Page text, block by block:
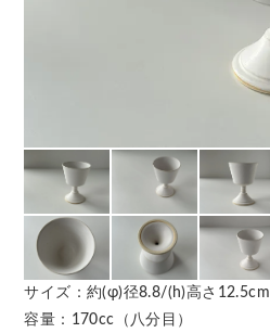
サイズ：約(φ)径8.8/(h)高さ12.5cm
容量：170cc（八分目）